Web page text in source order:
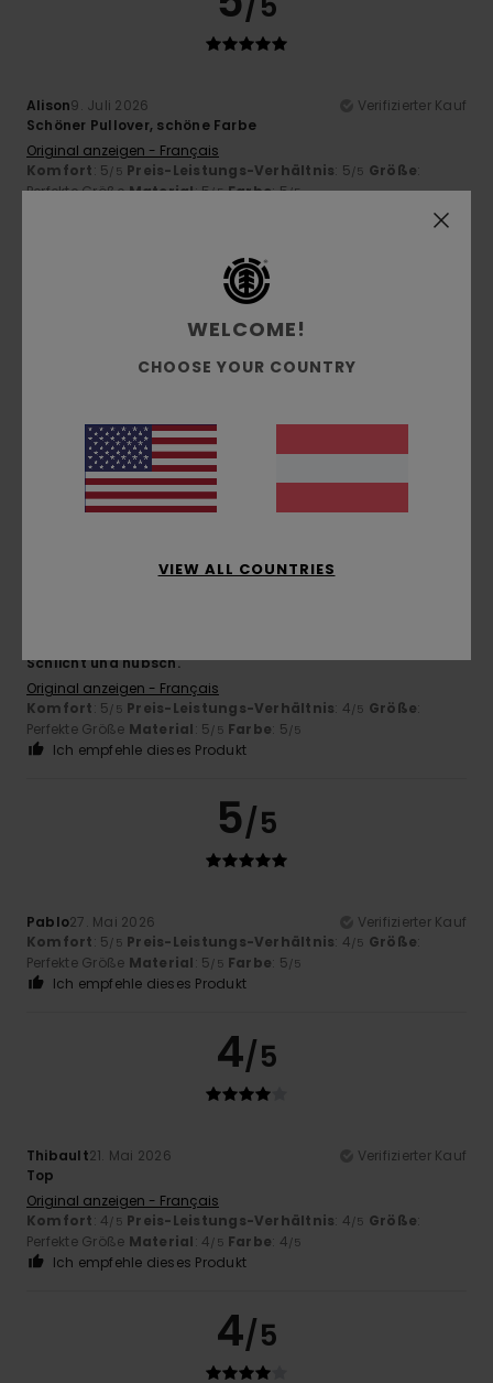
Alison9. Juli 2026
Verifizierter Kauf
Schöner Pullover, schöne Farbe
Original anzeigen - Français
Komfort: 5 /5 Preis-Leistungs-Verhältnis: 5 /5 Größe:
Perfekte GrößeMaterial: 5/5 Farbe: 5/5
5/5
2. Juli 2026
Komfort: 5/5 Preis-Leistungs-Verhältnis: 5 Größe
Perfekte GrößeMaterial: 5/5 : 5
Ich empfehle dieses Produkt
Schlicht und hübsch.
Original anzeigen - Français
Komfort: 5 /5 Preis-Leistungs-Verhältnis: 4 /5 Größe:
Perfekte Größe Material: 5 /5 Farbe: 5 /5
Ich empfehle dieses Produkt
5/5
Pablo27. Mai 2026
Verifizierter Kauf
Komfort: 5 /5 Preis-Leistungs-Verhältnis: 4 /5 Größe:
Perfekte Größe Material: 5 /5 Farbe: 5 /5
Ich empfehle dieses Produkt
4/5
Thibault21. Mai 2026
Verifizierter Kauf
Top
Original anzeigen - Français
Komfort: 4 /5 Preis-Leistungs-Verhältnis: 4 /5 Größe:
Perfekte Größe Material: 4 /5 Farbe: 4 /5
Ich empfehle dieses Produkt
4/5
WELCOME!
CHOOSE YOUR COUNTRY
VIEW ALL COUNTRIES